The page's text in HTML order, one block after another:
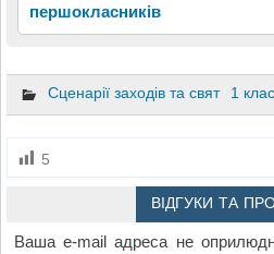
першокласників
Сценарії заходів та свят 1 клас
5
ВІДГУКИ ТА
Ваша e-mail адреса не